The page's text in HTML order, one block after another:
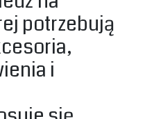
potrzebują
i